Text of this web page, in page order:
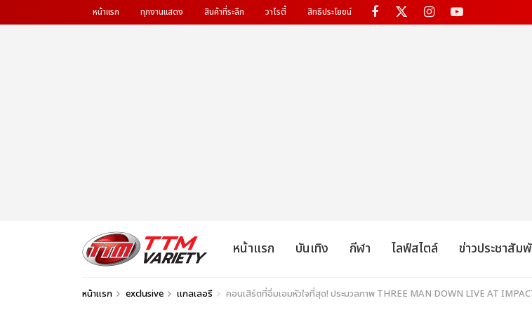
หน้าแรก ทุกงานแสดง สินค้าที่ระลึก วาไรตี้ สิทธิประโยชน์
หน้าแรก บันเทิง กีฬา ไลฟ์สไตล์ ข่าวประชาสัม
หน้าแรก exclusive แกลเลอรี คอนเสิร์ตที่อิ่มเอมหัวใจที่สุด! ประมวลภาพ THREE MAN DOWN LIVE AT